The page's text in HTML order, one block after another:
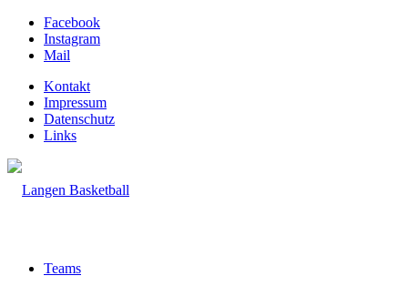
Facebook
Instagram
Mail
Kontakt
Impressum
Datenschutz
Links
Teams